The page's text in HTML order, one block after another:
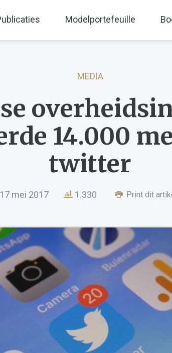
Modelportefeuille
MEDIA
14.000
twitter
17 mei 2017 1.330 Print dit